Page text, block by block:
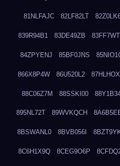
81NLFAJC 82LF82LT
839R94B1 83DE49ZB
84ZPYENJ 85BF0JNS
866X8P4W 86U520L2
88C06Z7M 88SSKI00
895NL72T 89WVKQCH
8BSWANL0 8BVB056I
8C6H1X9Q 8CEG9O6P